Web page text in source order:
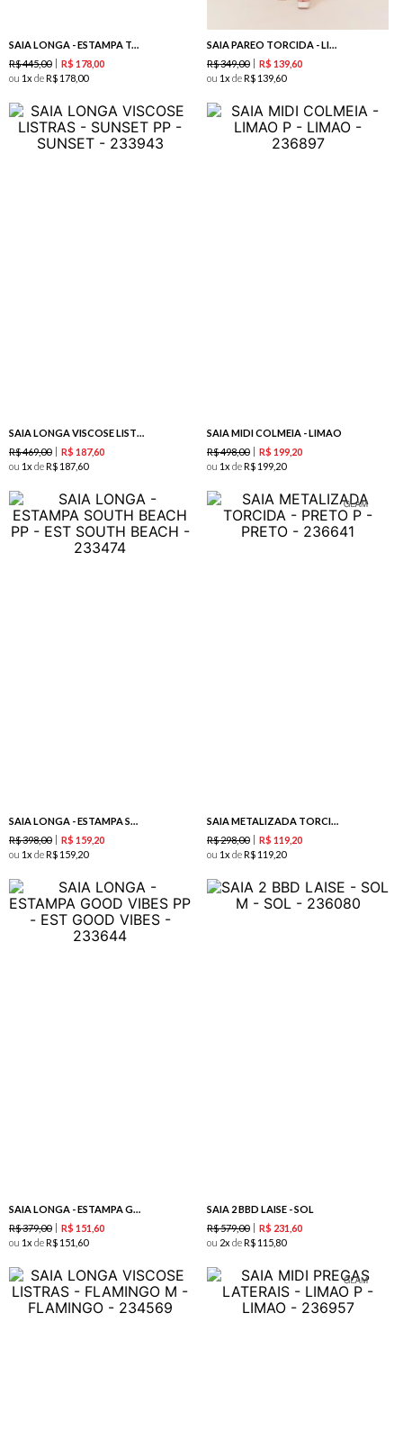
SAIA LONGA - ESTAMPA TARDE NA PRAIA
R$445,00 R$ 17800
ou 1 deR$ 178 00
SAIA PAREO TORCIDA - LIMAO
R$349,00 R$ 13960
ou 1 deR$ 139 60
SAIA LONGA VISCOSE LISTRAS - SUNSET
R$469,00 R$ 187,60
ou 1 deR$ 187 60
SAIA MIDI COLMEIA - LIMAO
R$498,00 R$ 199 20
ou 1 deR$ 199 20
SAIA LONGA - ESTAMPA SOUTH BEACH
R$398,00 R$ 159 20
ou 1 deR$ 159 20
SAIA METALIZADA TORCIDA - PRETO
R$298,00 R$ 119 20
ou 1 deR$ 119 20
SAIA LONGA - ESTAMPA GOOD VIBES
R$379,00 R$ 151 60
ou 1 deR$ 151 60
SAIA 2 BBD LAISE - SOL
R$579,00 R$ 231 60
ou 2 deR$ 115 80